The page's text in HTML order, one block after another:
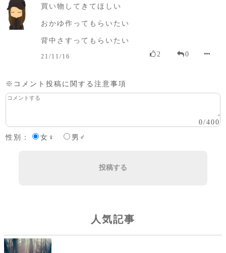
買い物してきてほしい
おかゆ作ってもらいたい
背中さすってもらいたい
21/11/16 2 0
※コメント投稿に関する注意事項
0/400
性別：
女♀ 男♂
投稿する
人気記事